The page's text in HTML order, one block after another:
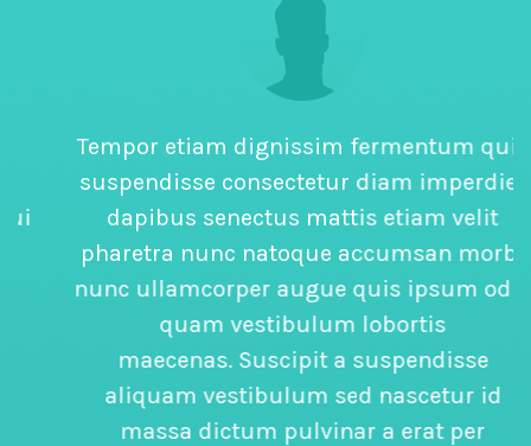
Tempor etiam dignissim fermentum quis
suspendisse consectetur diam imperdiet
dapibus senectus mattis etiam velit
pharetra nunc natoque accumsan morbi
nunc ullamcorper augue quis ipsum odio
quam vestibulum lobortis
maecenas. Suscipit a suspendisse
aliquam vestibulum sed nascetur id
massa dictum pulvinar a erat per